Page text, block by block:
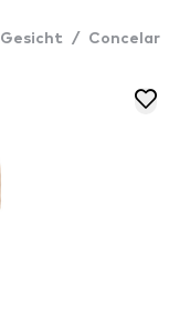
Gesicht / Concelar